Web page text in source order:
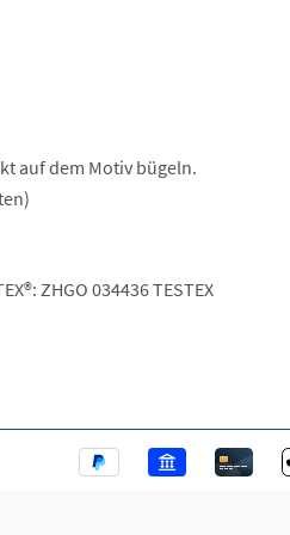
auf dem Motiv bügeln.
ZHGO 034436 TESTEX